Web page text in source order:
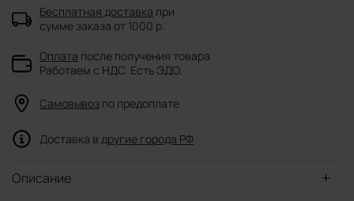
Описание
Бесплатная доставка при
сумме заказа от 1000 р.
Оплата после получения товара
Работаем с НДС. Есть ЭДО.
Самовывоз по предоплате
Доставка в другие города РФ